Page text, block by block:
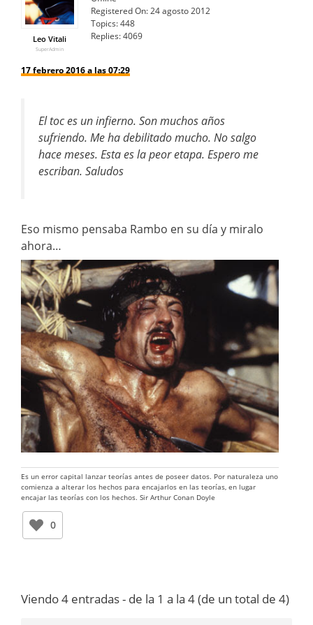
Leo Vitali
SuperAdmin
Registered On:24 agosto 2012
Topics:448
Replies:4069
17 febrero 2016 a las 07:29
El toc es un infierno. Son muchos años
sufriendo. Me ha debilitado mucho. No salgo
hace meses. Esta es la peor etapa. Espero me
escriban. Saludos
Eso mismo pensaba Rambo en su día y miralo
ahora…
Es un error capital lanzar teorías antes de poseer datos. Por naturaleza uno
comienza a alterar los hechos para encajarlos en las teorías, en lugar
encajar las teorías con los hechos. Sir Arthur Conan Doyle
0
Viendo 4 entradas - de la 1 a la 4 (de un total de 4)